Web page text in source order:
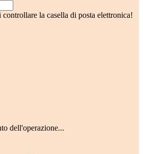
la casella di posta elettronica!
dell'operazione...